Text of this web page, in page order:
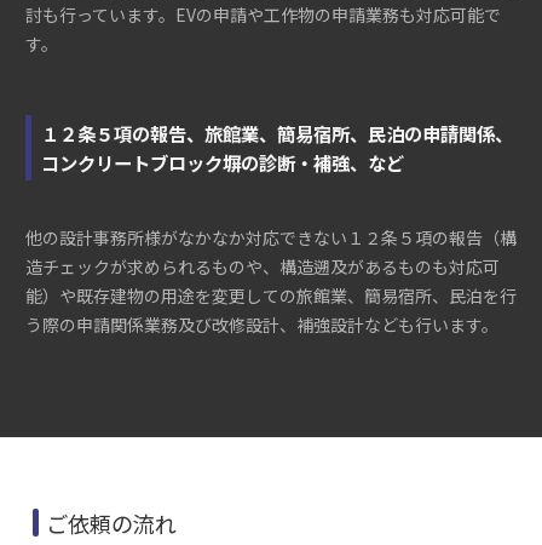
討も行っています。EVの申請や工作物の申請業務も対応可能で
す。
１２条５項の報告、旅館業、簡易宿所、民泊の申請関係、
コンクリートブロック塀の診断・補強、など
他の設計事務所様がなかなか対応できない１２条５項の報告（構
造チェックが求められるものや、構造遡及があるものも対応可
能）や既存建物の用途を変更しての旅館業、簡易宿所、民泊を行
う際の申請関係業務及び改修設計、補強設計なども行います。
ご依頼の流れ